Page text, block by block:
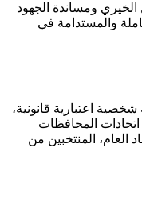
ومساندة الجهود
والمستدامة في
اعتبارية قانونية،
اتحادات المحافظات
العام، المنتخبين من